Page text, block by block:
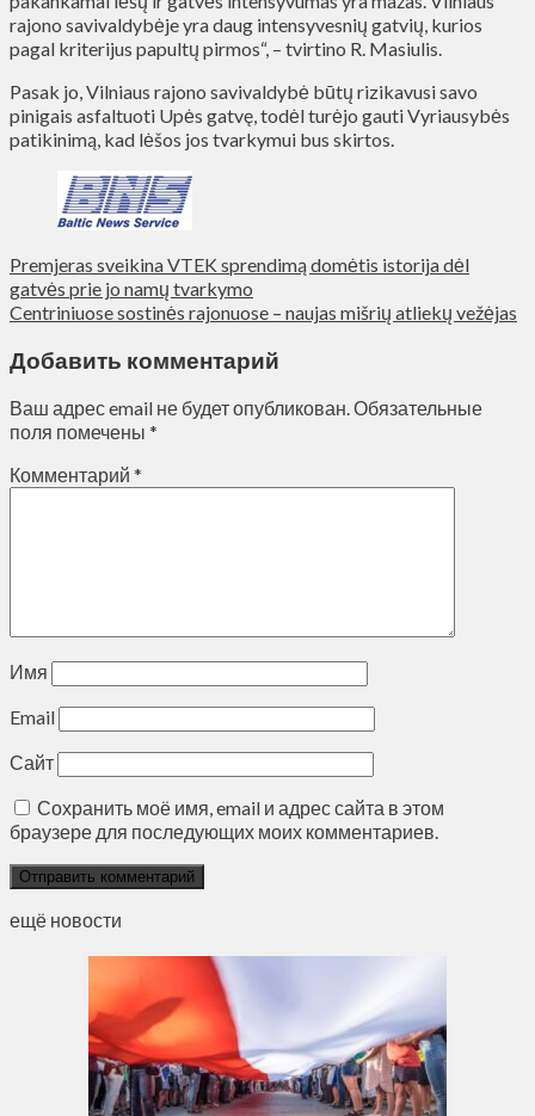
rajono savivaldybėje yra daug intensyvesnių gatvių, kurios
pagal kriterijus papultų pirmos“, – tvirtino R. Masiulis.
Pasak jo, Vilniaus rajono savivaldybė būtų rizikavusi savo
pinigais asfaltuoti Upės gatvę, todėl turėjo gauti Vyriausybės
patikinimą, kad lėšos jos tvarkymui bus skirtos.
Premjeras sveikina VTEK sprendimą domėtis istorija dėl
gatvės prie jo namų tvarkymo
Centriniuose sostinės rajonuose – naujas mišrių atliekų vežėjas
Добавить комментарий
Ваш адрес email не будет опубликован.Обязательные
поля помечены *
Комментарий *
Имя
Email
Сайт
Сохранить моё имя, email и адрес сайта в этом
браузере для последующих моих комментариев.
ещё новости